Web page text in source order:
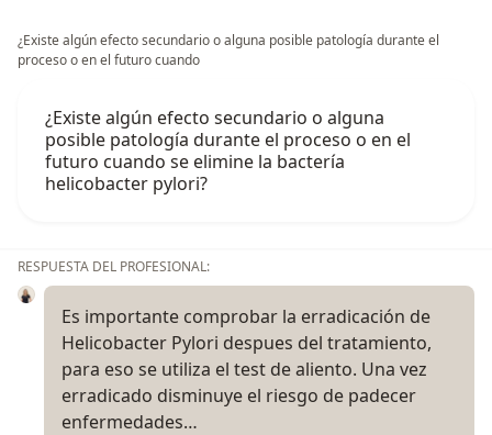
¿Existe algún efecto secundario o alguna posible patología durante el
proceso o en el futuro cuando
¿Existe algún efecto secundario o alguna
posible patología durante el proceso o en el
futuro cuando se elimine la bactería
helicobacter pylori?
RESPUESTA DEL PROFESIONAL:
Es importante comprobar la erradicación de
Helicobacter Pylori despues del tratamiento,
para eso se utiliza el test de aliento. Una vez
erradicado disminuye el riesgo de padecer
enfermedades…